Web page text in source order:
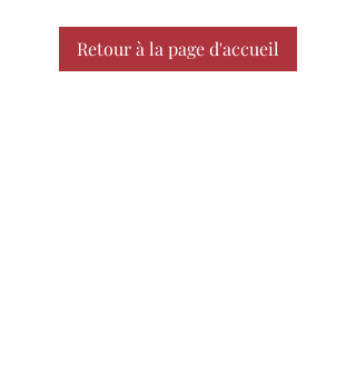
Retour à la page d'accueil